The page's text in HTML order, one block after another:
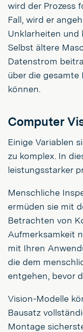
wird der Prozess
Fall, wird er
Unklarheiten und
Selbst ältere
Datenstrom
über die gesamte
können.
Computer
Einige Variablen
zu komplex. In
leistungsstarker
Menschliche
ermüden sie mit
Betrachten von
Aufmerksamkeit
mit Ihren
die dem
entgehen, bevor
Vision-Modelle
Bausatz
Montage